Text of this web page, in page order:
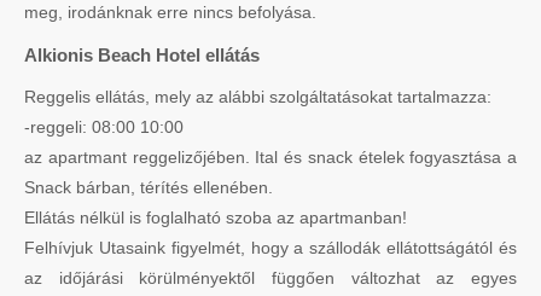
meg, irodánknak erre nincs befolyása.
Alkionis Beach Hotel ellátás
Reggelis ellátás, mely az alábbi szolgáltatásokat tartalmazza:
-reggeli: 08:00 10:00
az apartmant reggelizőjében. Ital és snack ételek fogyasztása a
Snack bárban, térítés ellenében.
Ellátás nélkül is foglalható szoba az apartmanban!
Felhívjuk Utasaink figyelmét, hogy a szállodák ellátottságától és
az időjárási körülményektől függően változhat az egyes